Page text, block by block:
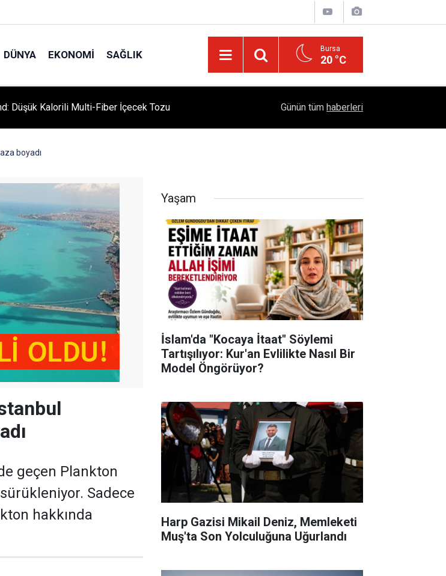
DÜNYA EKONOMI SAĞLIK Bursa
20 °C
Düşük Kalorili Multi-Fiber İçecek Tozu
Sempozyumu Diyarbakır'da!
Günün tüm haberleri
boyadı
geçen Plankton
sürükleniyor. Sadece
hakkında
Yaşam
İslam'da "Kocaya İtaat" Söylemi
Tartışılıyor: Kur'an Evlilikte Nasıl Bir
Model Öngörüyor?
Harp Gazisi Mikail Deniz, Memleketi
Muş'ta Son Yolculuğuna Uğurlandı